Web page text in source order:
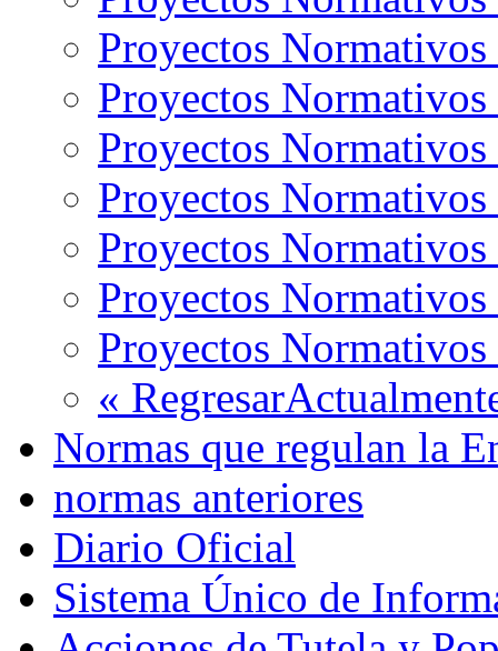
Proyectos
Proyectos
Proyectos
Proyectos
Proyectos
Proyectos
Proyectos
« Regresar
Normas que regulan la
normas anteriores
Diario Oficial
Sistema Único de